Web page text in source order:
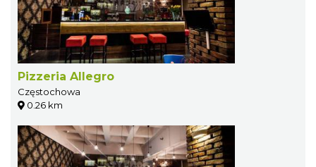
Pizzeria Allegro
Częstochowa
0.26 km